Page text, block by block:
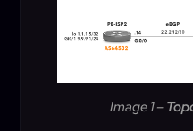
Image 1 –